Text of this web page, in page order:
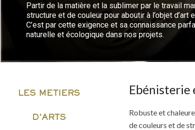
Partir de la matière et la sublimer par le travail
structure et de couleur pour aboutir à l’objet d’art
C’est par cette exigence et sa connaissance
naturelle et écologique dans nos projets.
LES METIERS
D’ARTS
Robuste et
de couleurs et de